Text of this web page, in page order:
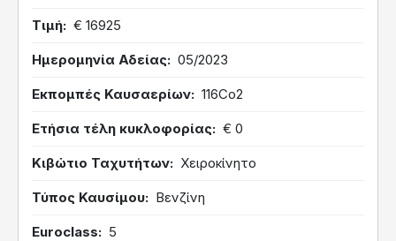
Τιμή € 16925
Ημερομηνία Αδείας 05/2023
Εκπομπές Καυσαερίων 116Co2
Ετήσια τέλη κυκλοφορίας € 0
Κιβώτιο Ταχυτήτων Χειροκίνητο
Τύπος Καυσίμου Βενζίνη
Euroclass 5